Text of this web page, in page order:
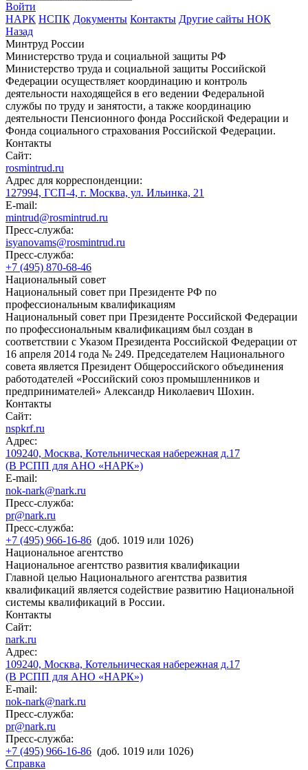
Войти
НАРК НСПК Документы Контакты Другие сайты НОК
Назад
Минтруд России
Министерство труда и социальной защиты РФ
Министерство труда и социальной защиты Российской
Федерации осуществляет координацию и контроль
деятельности находящейся в его ведении Федеральной
службы по труду и занятости, а также координацию
деятельности Пенсионного фонда Российской Федерации и
Фонда социального страхования Российской Федерации.
Контакты
Сайт:
rosmintrud.ru
Адрес для корреспонденции:
127994, ГСП-4, г. Москва, ул. Ильинка, 21
E-mail:
mintrud@rosmintrud.ru
Пресс-служба:
isyanovams@rosmintrud.ru
Пресс-служба:
+7 (495) 870-68-46
Национальный совет
Национальный совет при Президенте РФ по
профессиональным квалификациям
Национальный совет при Президенте Российской Федерации
по профессиональным квалификациям был создан в
соответствии с Указом Президента Российской Федерации от
16 апреля 2014 года № 249. Председателем Национального
совета является Президент Общероссийского объединения
работодателей «Российский союз промышленников и
предпринимателей» Александр Николаевич Шохин.
Контакты
Сайт:
nspkrf.ru
Адрес:
109240, Москва, Котельническая набережная д.17
(В РСПП для АНО «НАРК»)
E-mail:
nok-nark@nark.ru
Пресс-служба:
pr@nark.ru
Пресс-служба:
+7 (495) 966-16-86 (доб. 1019 или 1026)
Национальное агентство
Национальное агентство развития квалификации
Главной целью Национального агентства развития
квалификаций является содействие развитию Национальной
системы квалификаций в России.
Контакты
Сайт:
nark.ru
Адрес:
109240, Москва, Котельническая набережная д.17
(В РСПП для АНО «НАРК»)
E-mail:
nok-nark@nark.ru
Пресс-служба:
pr@nark.ru
Пресс-служба:
+7 (495) 966-16-86 (доб. 1019 или 1026)
Справка